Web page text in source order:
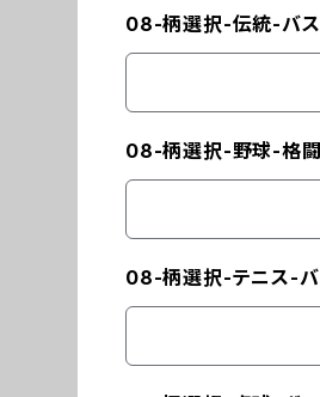
08-柄選択-伝統-バス
08-柄選択-野球-格闘
08-柄選択-テニス-バ